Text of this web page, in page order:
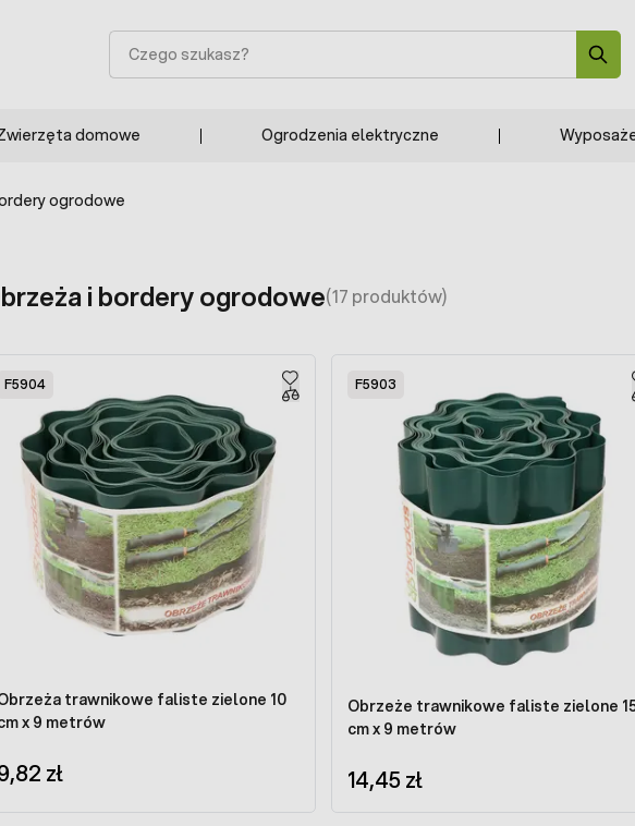
Szukaj
domowe Ogrodzenia elektryczne
ogrodowe
i bordery ogrodowe(17 produktów)
F5904
trawnikowe faliste zielone 10
x 9 metrów
zł
F5903
Obrzeże trawnikowe faliste zielone
cm x 9 metrów
14,45 zł